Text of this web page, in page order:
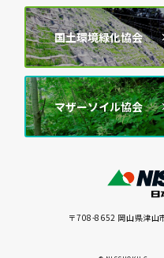
国土環境緑化協会
マザーソイル協会
〒708-8652 岡山県津山